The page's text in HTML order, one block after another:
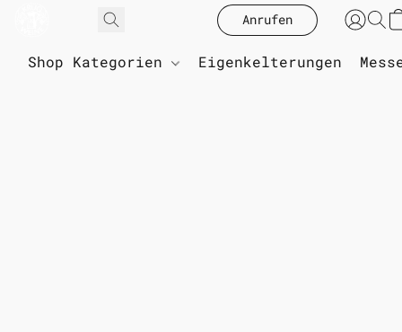
Anrufen
Shop Kategorien Eigenkelterungen